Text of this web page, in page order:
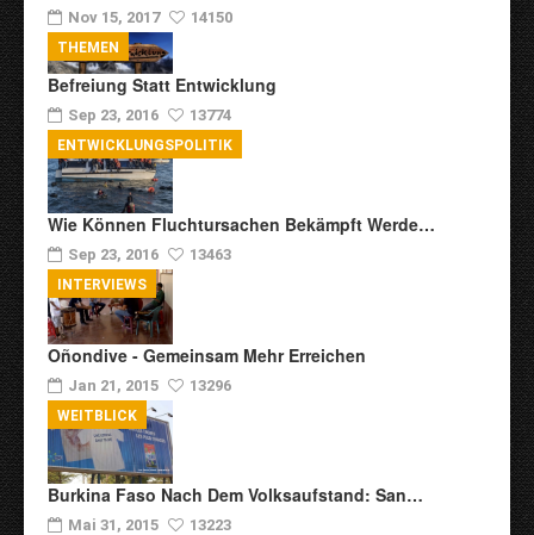
Nov 15, 2017 14150
Befreiung Statt Entwicklung
Sep 23, 2016 13774
THEMEN
Wie Können Fluchtursachen Bekämpft Werde…
Sep 23, 2016 13463
ENTWICKLUNGSPOLITIK
Oñondive - Gemeinsam Mehr Erreichen
Jan 21, 2015 13296
INTERVIEWS
Burkina Faso Nach Dem Volksaufstand: San…
Mai 31, 2015 13223
WEITBLICK